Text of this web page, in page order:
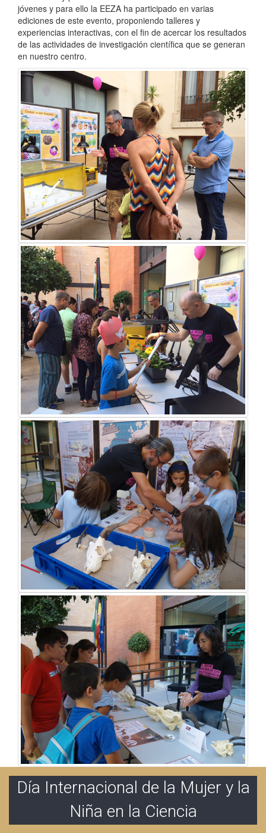
jóvenes y para ello la EEZA ha participado en varias
ediciones de este evento, proponiendo talleres y
experiencias interactivas, con el fin de acercar los resultados
de las actividades de investigación científica que se generan
en nuestro centro.
Día Internacional de la Mujer y la
Niña en la Ciencia